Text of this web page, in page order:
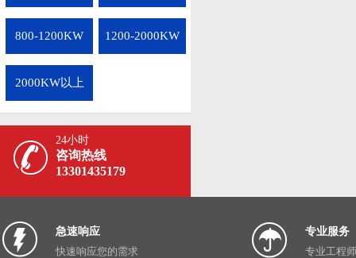
800-1200KW 1200-2000KW
2000KW以上
24小时
咨询热线
13301435179
急速响应
快速响应您的需求
专业服务
专业工程